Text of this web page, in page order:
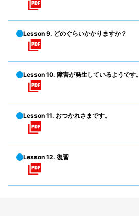
Lesson 9. どのぐらいかかりますか？
Lesson 10. 障害が発生しているようです。
Lesson 11. おつかれさまです。
Lesson 12. 復習